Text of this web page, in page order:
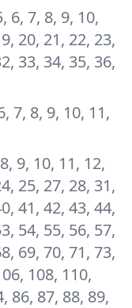
6, 7, 8, 9, 10,
20, 21, 22, 23,
33, 34, 35, 36,
7, 8, 9, 10, 11,
9, 10, 11, 12,
25, 27, 28, 31,
41, 42, 43, 44,
54, 55, 56, 57,
69, 70, 71, 73,
108, 110,
86, 87, 88, 89,